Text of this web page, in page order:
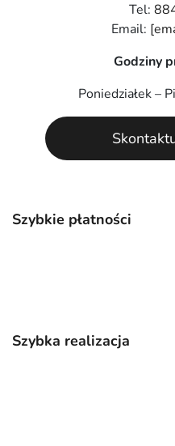
Szybkie płatności
Szybka realizacja
Tel:
Email:
Godziny
Poniedziałek –